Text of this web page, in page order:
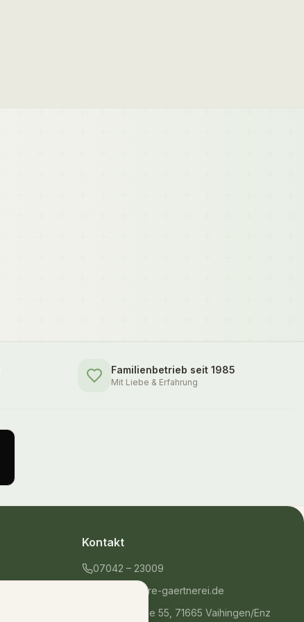
Familienbetrieb seit 1985
Mit Liebe & Erfahrung
Kontakt
07042 – 23009
shop@unsere-gaertnerei.de
Dennefstraße 55, 71665 Vaihingen/Enz